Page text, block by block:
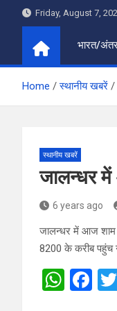
Friday, August 7,
भारत/
Home स्थानीय खबरें
स्थानीय खबरें
जालन्धर
6 years ago
जालन्धर में आज शाम
8200 के करीब पहुंच
W F